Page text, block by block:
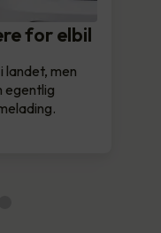
for elbil
landet, men
egentlig